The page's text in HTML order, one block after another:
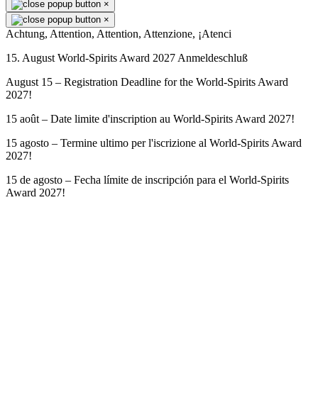
×
×
Achtung, Attention, Attention, Attenzione, ¡Atenci
15. August World-Spirits Award 2027 Anmeldeschluß
August 15 – Registration Deadline for the World-Spirits Award
2027!
15 août – Date limite d'inscription au World-Spirits Award 2027!
15 agosto – Termine ultimo per l'iscrizione al World-Spirits Award
2027!
15 de agosto – Fecha límite de inscripción para el World-Spirits
Award 2027!